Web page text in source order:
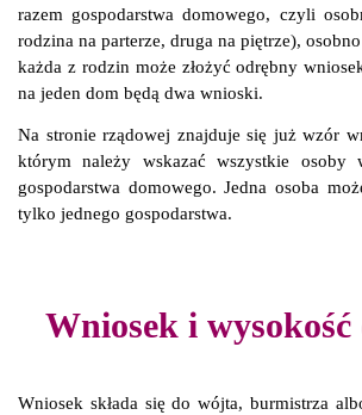
razem gospodarstwa domowego, czyli
rodzina na parterze, druga na piętrze),
każda z rodzin może złożyć odrębny
na jeden dom będą dwa wnioski.
Na stronie rządowej znajduje się już wzór
którym należy wskazać wszystkie osoby
gospodarstwa domowego. Jedna osoba
tylko jednego gospodarstwa.
Wniosek i
Wniosek składa się do wójta, burmistrza